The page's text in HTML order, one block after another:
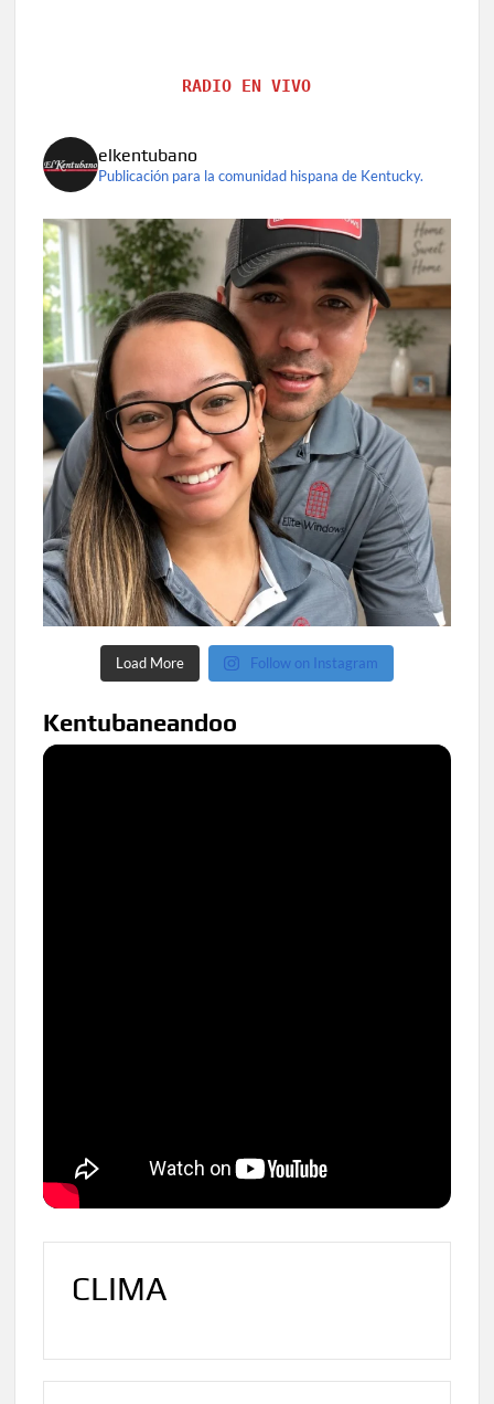
RADIO EN VIVO
elkentubano
Publicación para la comunidad hispana de Kentucky.
Load More Follow on Instagram
Kentubaneandoo
CLIMA